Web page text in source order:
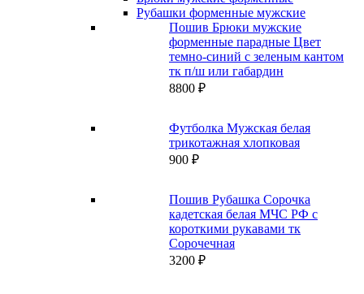
Рубашки форменные мужские
Пошив Брюки мужские
форменные парадные Цвет
темно-синий с зеленым кантом
тк п/ш или габардин
8800 ₽
Футболка Мужская белая
трикотажная хлопковая
900 ₽
Пошив Рубашка Сорочка
кадетская белая МЧС РФ с
короткими рукавами тк
Сорочечная
3200 ₽